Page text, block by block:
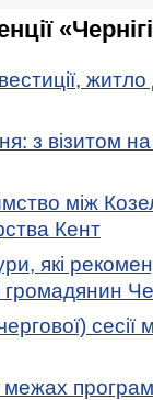
з візитом
між
Кент
які
сесії